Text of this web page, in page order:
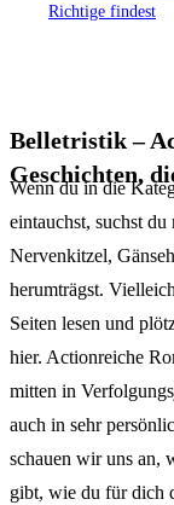
Belletristik –
Geschichten,
Wenn du in die
eintauchst, suchst
Nervenkitzel,
herumträgst.
Seiten lesen und
hier. Actionreiche
mitten in
auch in sehr
schauen wir uns an,
gibt, wie du für dich
Richtige findest